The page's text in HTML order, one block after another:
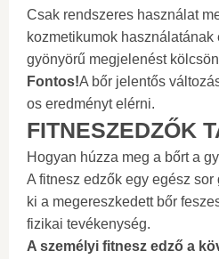
Csak rendszeres használat
kozmetikumok használatának
gyönyörű megjelenést
Fontos!A bőr jelentős
os eredményt elérni.
FITNESZEDZŐK
Hogyan húzza meg a bőrt a
A fitnesz edzők egy egész
ki a megereszkedett bőr
fizikai tevékenység.
A személyi fitnesz edző a